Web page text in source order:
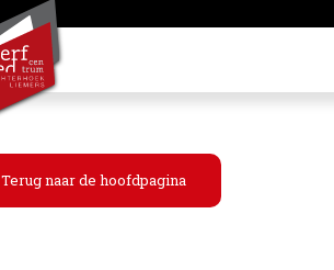
Terug naar de hoofdpagina